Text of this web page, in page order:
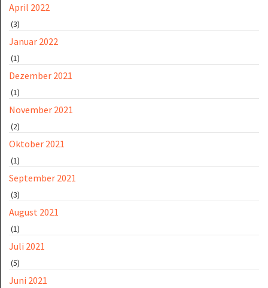
April 2022
(3)
Januar 2022
(1)
Dezember 2021
(1)
November 2021
(2)
Oktober 2021
(1)
September 2021
(3)
August 2021
(1)
Juli 2021
(5)
Juni 2021